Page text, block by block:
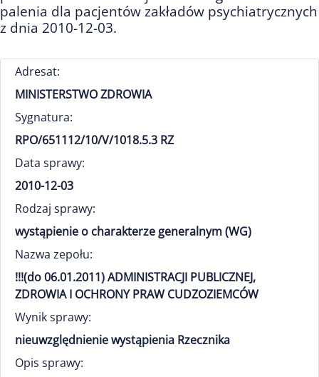
palenia dla pacjentów zakładów psychiatrycznych
z dnia 2010-12-03.
Adresat:
MINISTERSTWO ZDROWIA
Sygnatura:
RPO/651112/10/V/1018.5.3 RZ
Data sprawy:
2010-12-03
Rodzaj sprawy:
wystąpienie o charakterze generalnym (WG)
Nazwa zepołu:
!!!(do 06.01.2011) ADMINISTRACJI PUBLICZNEJ,
ZDROWIA I OCHRONY PRAW CUDZOZIEMCÓW
Wynik sprawy:
nieuwzględnienie wystąpienia Rzecznika
Opis sprawy: